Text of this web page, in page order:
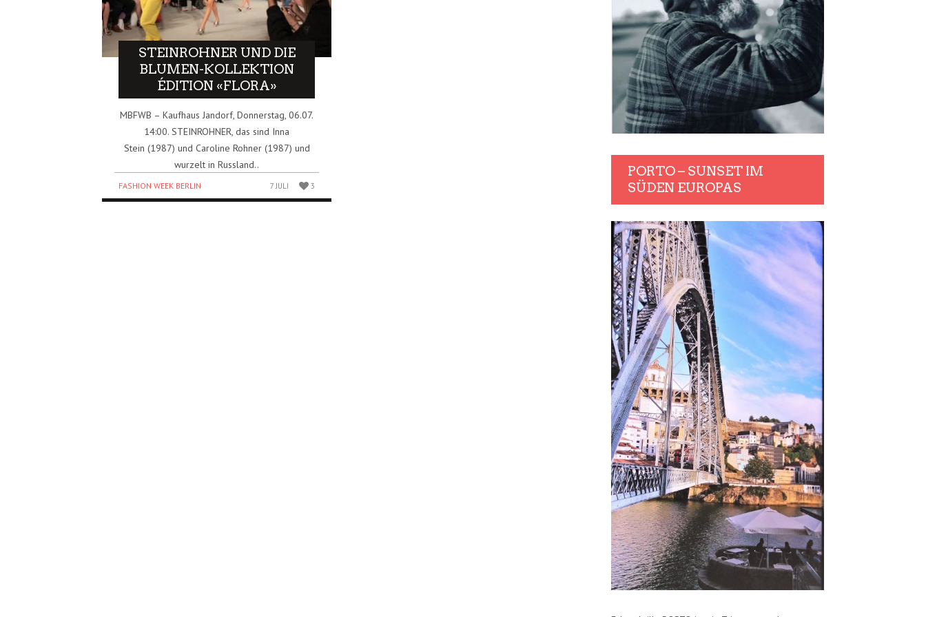
STEINROHNER UND DIE
BLUMEN-KOLLEKTION
ÉDITION «FLORA»
MBFWB – Kaufhaus Jandorf, Donnerstag, 06.07.
14:00. STEINROHNER, das sind Inna
Stein (1987) und Caroline Rohner (1987) und
wurzelt in Russland..
FASHION WEEK BERLIN 7 JULI 3
PORTO – SUNSET IM
SÜDEN EUROPAS